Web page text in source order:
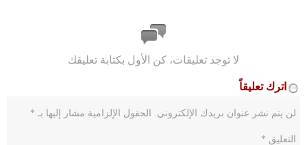
لا توجد تعليقات، كن الأول بكتابة تعليقك
اترك تعليقاً
لن يتم نشر عنوان بريدك الإلكتروني. الحقول الإلزامية مشار إليها بـ *
التعليق *